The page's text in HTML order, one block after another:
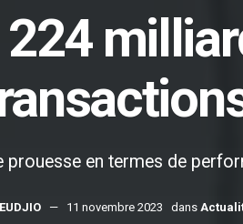
prouesse en termes de
11 novembre 2023 dans